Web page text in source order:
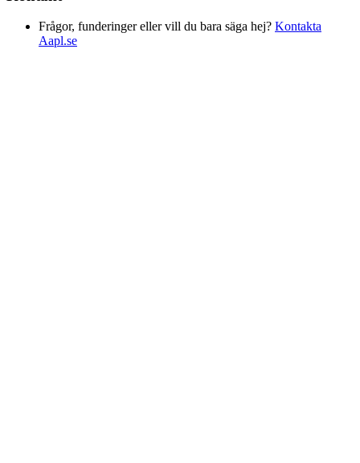
Frågor, funderinger eller vill du bara säga hej? Kontakta
Aapl.se